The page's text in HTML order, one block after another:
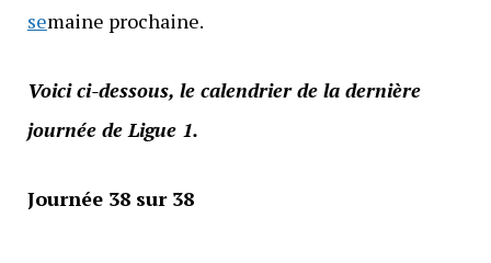
semaine prochaine.
Voici ci-dessous, le calendrier de la dernière
journée de Ligue 1.
Journée 38 sur 38